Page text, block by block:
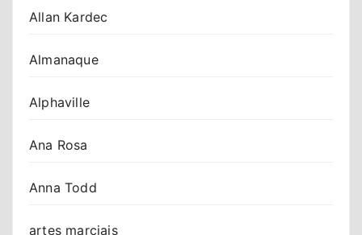
Allan Kardec
Almanaque
Alphaville
Ana Rosa
Anna Todd
artes marciais